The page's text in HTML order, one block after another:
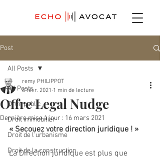
Post
All Posts
Droit public
Droit immobilier
Droit de l'urbanisme
Droit de la construction
All Posts
Offre Legal Nudge
remy PHILIPPOT
8 févr. 2021 1 min de lecture
Dernière mise à jour : 16 mars 2021
« Secouez votre direction juridique ! »
La Direction juridique est plus que